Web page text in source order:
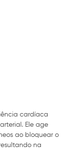
cardíaca
Ele age
ao bloquear o
na